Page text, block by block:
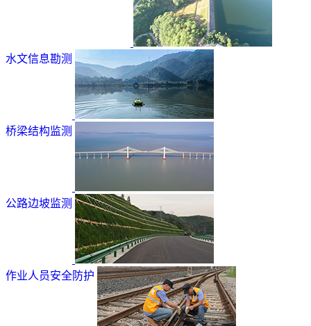
水文信息勘测
桥梁结构监测
公路边坡监测
作业人员安全防护